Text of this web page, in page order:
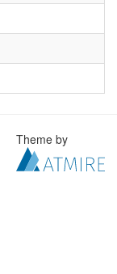
Theme by